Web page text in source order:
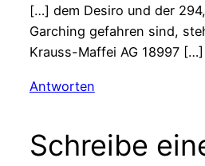
[…] dem Desiro und der
Garching gefahren sind,
Krauss-Maffei AG 18997 […]
Antworten
Schreibe